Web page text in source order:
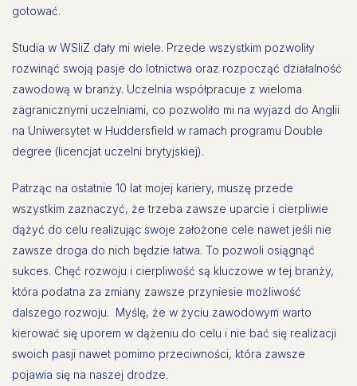
gotować.
Studia w WSIiZ dały mi wiele. Przede wszystkim pozwoliły
rozwinąć swoją pasje do lotnictwa oraz rozpocząć działalność
zawodową w branży. Uczelnia współpracuje z wieloma
zagranicznymi uczelniami, co pozwoliło mi na wyjazd do Anglii
na Uniwersytet w Huddersfield w ramach programu Double
degree (licencjat uczelni brytyjskiej).
Patrząc na ostatnie 10 lat mojej kariery, muszę przede
wszystkim zaznaczyć, że trzeba zawsze uparcie i cierpliwie
dążyć do celu realizując swoje założone cele nawet jeśli nie
zawsze droga do nich będzie łatwa. To pozwoli osiągnąć
sukces. Chęć rozwoju i cierpliwość są kluczowe w tej branży,
która podatna za zmiany zawsze przyniesie możliwość
dalszego rozwoju. Myślę, że w życiu zawodowym warto
kierować się uporem w dążeniu do celu i nie bać się realizacji
swoich pasji nawet pomimo przeciwności, która zawsze
pojawia się na naszej drodze.